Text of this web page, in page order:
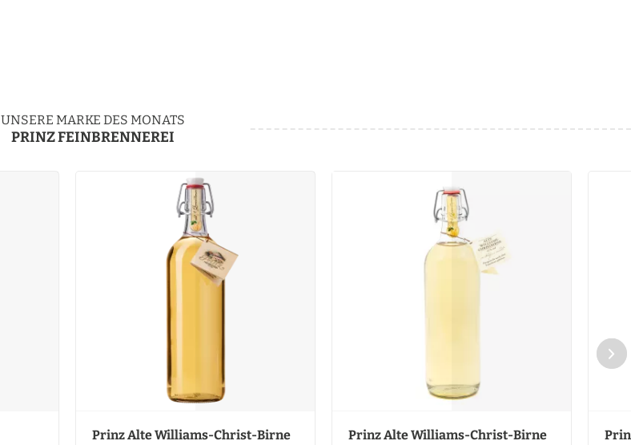
UNSERE MARKE DES MONATS
PRINZ FEINBRENNEREI
Prinz Alte Williams-Christ-Birne
Prinz Alte Williams-Christ-Birne